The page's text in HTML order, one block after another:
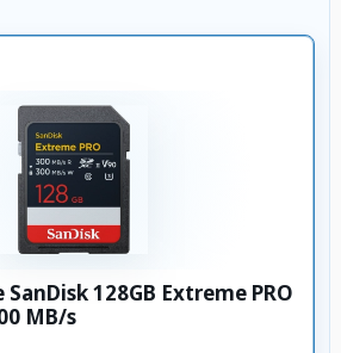
128GB Extreme PRO
MB/s